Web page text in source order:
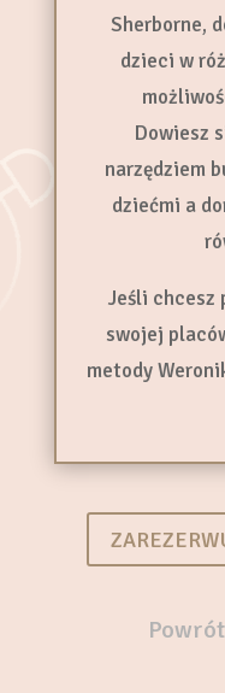
Sherborne,
dzieci w
Dowiesz
narzędziem
dziećmi a
Jeśli chcesz
swojej
metody